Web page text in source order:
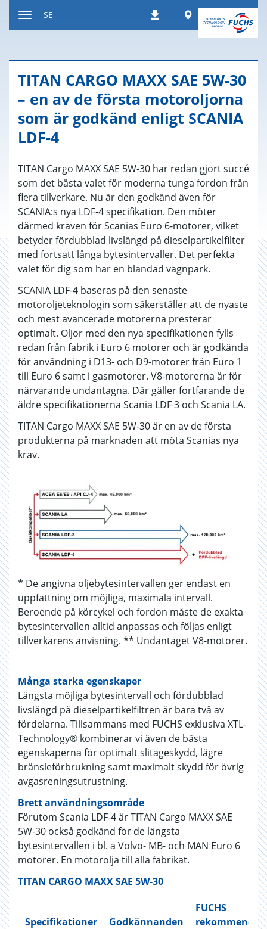
Nedladdningar
Worldwide
SE
TITAN CARGO MAXX SAE 5W-30
– en av de första motoroljorna
som är godkänd enligt SCANIA
LDF-4
TITAN Cargo MAXX SAE 5W-30 har redan gjort succé
som det bästa valet för moderna tunga fordon från
flera tillverkare. Nu är den godkänd även för
SCANIA:s nya LDF-4 specifikation. Den möter
därmed kraven för Scanias Euro 6-motorer, vilket
betyder fördubblad livslängd på dieselpartikelfilter
med fortsatt långa bytesintervaller. Det perfekta
valet för dig som har en blandad vagnpark.
SCANIA LDF-4 baseras på den senaste
motoroljeteknologin som säkerställer att de nyaste
och mest avancerade motorerna presterar
optimalt. Oljor med den nya specifikationen fylls
redan från fabrik i Euro 6 motorer och är godkända
för användning i D13- och D9-motorer från Euro 1
till Euro 6 samt i gasmotorer. V8-motorerna är för
närvarande undantagna. Där gäller fortfarande de
äldre specifikationerna Scania LDF 3 och Scania LA.
TITAN Cargo MAXX SAE 5W-30 är en av de första
produkterna på marknaden att möta Scanias nya
krav.
* De angivna oljebytesintervallen ger endast en
uppfattning om möjliga, maximala intervall.
Beroende på körcykel och fordon måste de exakta
bytesintervallen alltid anpassas och följas enligt
tillverkarens anvisning. ** Undantaget V8-motorer.
Många starka egenskaper
Längsta möjliga bytesintervall och fördubblad
livslängd på dieselpartikelfiltren är bara två av
fördelarna. Tillsammans med FUCHS exklusiva XTL-
Technology® kombinerar vi även de bästa
egenskaperna för optimalt slitageskydd, lägre
bränsleförbrukning samt maximalt skydd för övrig
avgasreningsutrustning.
Brett användningsområde
Förutom Scania LDF-4 är TITAN Cargo MAXX SAE
5W-30 också godkänd för de längsta
bytesintervallen i bl. a Volvo- MB- och MAN Euro 6
motorer. En motorolja till alla fabrikat.
TITAN CARGO MAXX SAE 5W-30
Specifikationer Godkännanden
FUCHS